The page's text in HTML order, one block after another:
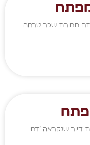
תמורת שכר טרחה
דיור שנקראה ‘דמי